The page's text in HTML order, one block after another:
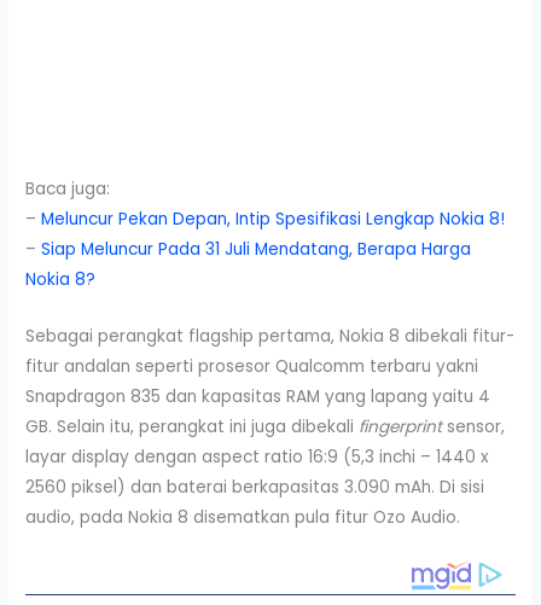
Baca juga:
–Meluncur Pekan Depan, Intip Spesifikasi Lengkap Nokia 8!
–Siap Meluncur Pada 31 Juli Mendatang, Berapa Harga
Nokia 8?
Sebagai perangkat flagship pertama, Nokia 8 dibekali fitur-
fitur andalan seperti prosesor Qualcomm terbaru yakni
Snapdragon 835 dan kapasitas RAM yang lapang yaitu 4
GB. Selain itu, perangkat ini juga dibekali fingerprintsensor,
layar display dengan aspect ratio 16:9 (5,3 inchi – 1440 x
2560 piksel) dan baterai berkapasitas 3.090 mAh. Di sisi
audio, pada Nokia 8 disematkan pula fitur Ozo Audio.